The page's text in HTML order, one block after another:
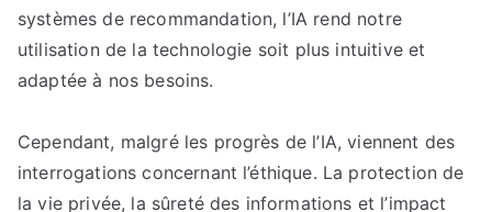
systèmes de recommandation, l’IA rend notre
utilisation de la technologie soit plus intuitive et
adaptée à nos besoins.
Cependant, malgré les progrès de l’IA, viennent des
interrogations concernant l’éthique. La protection de
la vie privée, la sûreté des informations et l’impact